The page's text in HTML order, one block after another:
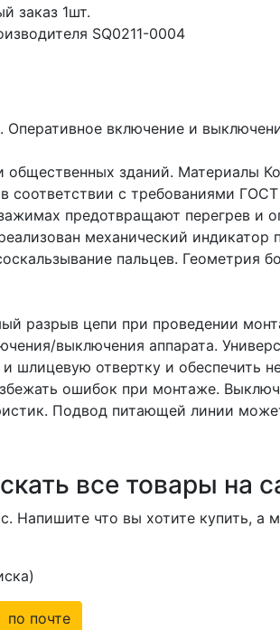
заказ1шт.
SQ0211-0004
включение и
зданий. Материалы
с требованиями
предотвращают перегрев и
механический
пальцев. Геометрия
разрыв цепи при проведении
выключения аппарата.
шлицевую отвертку и обеспечить
ошибок при монтаже.
Подвод питающей линии
все товары на
Напишите что вы хотите купить,
по почте